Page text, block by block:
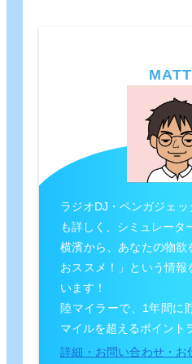
ラジオDJ・ペンガジェ
も詳しく、シミュレータ
横濱から、あなたの物欲
おススメ！」という情報
います！
陸マイラーで、1年間に
マイルを超えるポイント
詳細・お問い合わせ・お